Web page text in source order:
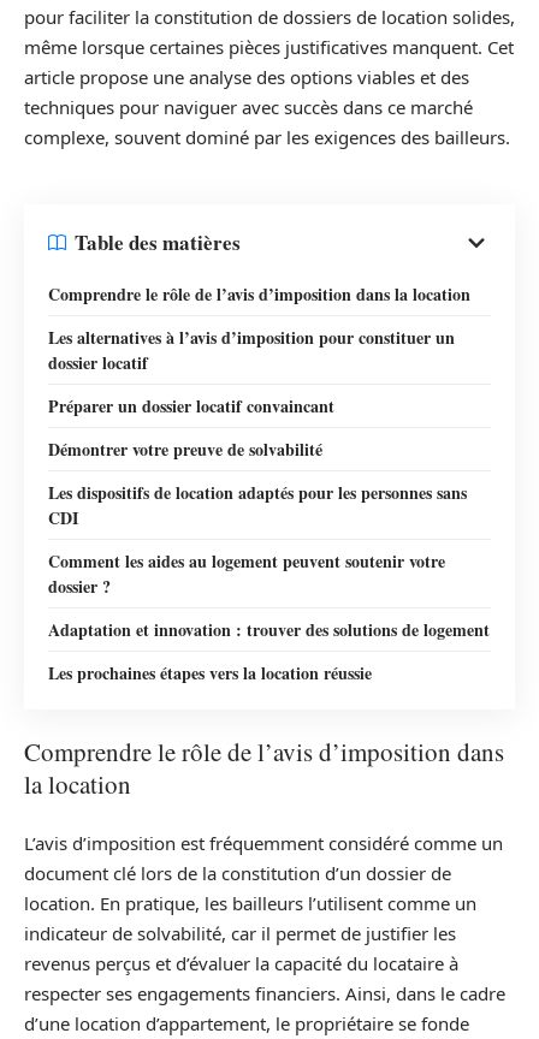
pour faciliter la constitution de dossiers de location solides,
même lorsque certaines pièces justificatives manquent. Cet
article propose une analyse des options viables et des
techniques pour naviguer avec succès dans ce marché
complexe, souvent dominé par les exigences des bailleurs.
Table des matières
Comprendre le rôle de l’avis d’imposition dans la location
Les alternatives à l’avis d’imposition pour constituer un
dossier locatif
Préparer un dossier locatif convaincant
Démontrer votre preuve de solvabilité
Les dispositifs de location adaptés pour les personnes sans
CDI
Comment les aides au logement peuvent soutenir votre
dossier ?
Adaptation et innovation : trouver des solutions de logement
Les prochaines étapes vers la location réussie
Comprendre le rôle de l’avis d’imposition dans
la location
L’avis d’imposition est fréquemment considéré comme un
document clé lors de la constitution d’un dossier de
location. En pratique, les bailleurs l’utilisent comme un
indicateur de solvabilité, car il permet de justifier les
revenus perçus et d’évaluer la capacité du locataire à
respecter ses engagements financiers. Ainsi, dans le cadre
d’une location d’appartement, le propriétaire se fonde